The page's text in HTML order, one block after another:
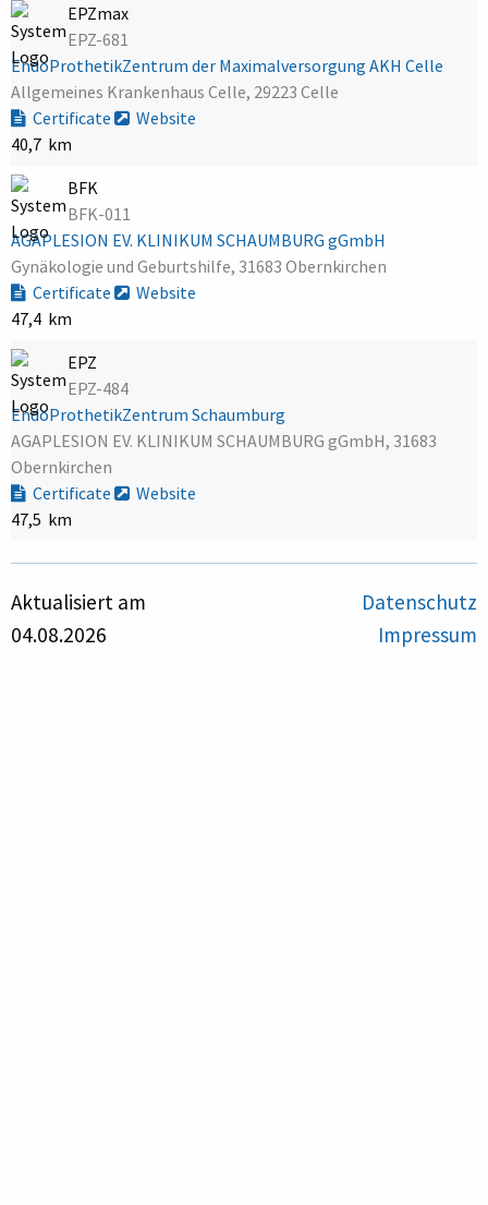
EPZmax
EPZ-681
EndoProthetikZentrum der Maximalversorgung AKH Celle
Allgemeines Krankenhaus Celle, 29223 Celle
Certificate
Website
40,7 km
BFK
BFK-011
AGAPLESION EV. KLINIKUM SCHAUMBURG gGmbH
Gynäkologie und Geburtshilfe, 31683 Obernkirchen
Certificate
Website
47,4 km
EPZ
EPZ-484
EndoProthetikZentrum Schaumburg
AGAPLESION EV. KLINIKUM SCHAUMBURG gGmbH, 31683
Obernkirchen
Certificate
Website
47,5 km
Aktualisiert am
04.08.2026
Datenschutz
Impressum